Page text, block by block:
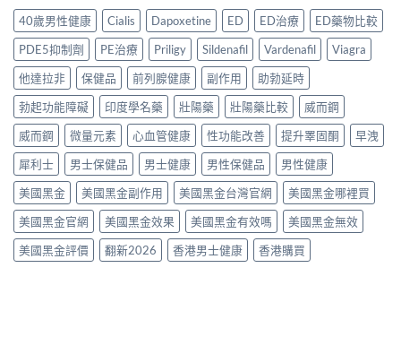
貨
購
買
指
南〉
中
南〉
中
噴
霧
購
買
指
南〉
中
比
較
2026：
口
服
藥、
噴
劑、
效
點
樣
揀？〉
中
裝
香
港
購
買
指
南
2026：
Cialis
20mg
貨
價
格、
真
假
辨
40歲男性健康 Cialis Dapoxetine ED ED治療
ED藥物比較
PDE5抑制劑
PE治療 Priligy Sildenafil Vardenafil
Viagra
他達拉非
保健品 前列腺健康 副作用
助勃延時
勃起功能障礙
印度學名藥 壯陽藥 壯陽藥比較
威而鋼
威而鋼
微量元素 心血管健康 性功能改善 提升睪固酮
早洩
犀利士
男士保健品 男士健康 男性保健品
男性健康
美國黑金
美國黑金副作用 美國黑金台灣官網
美國黑金哪裡買
美國黑金官網
美國黑金效果 美國黑金有效嗎
美國黑金無效
美國黑金評價
翻新2026 香港男士健康 香港購買